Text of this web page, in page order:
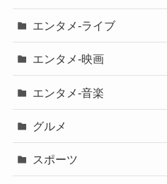
エンタメ-ライブ
エンタメ-映画
エンタメ-音楽
グルメ
スポーツ